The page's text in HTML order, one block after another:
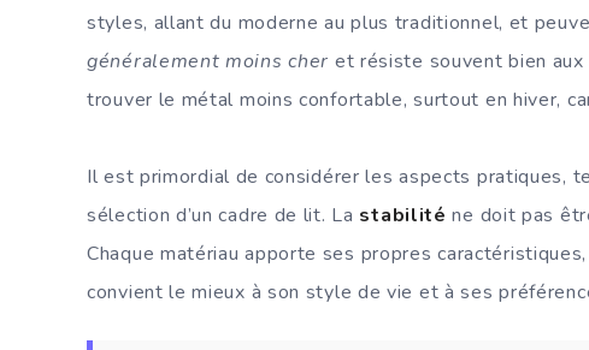
styles, allant du moderne au plus traditionnel, et
généralement moins cher et résiste souvent bien
trouver le métal moins confortable, surtout en hiver,
Il est primordial de considérer les aspects pratiques,
sélection d’un cadre de lit. La stabilité ne doit pas
Chaque matériau apporte ses propres
convient le mieux à son style de vie et à ses